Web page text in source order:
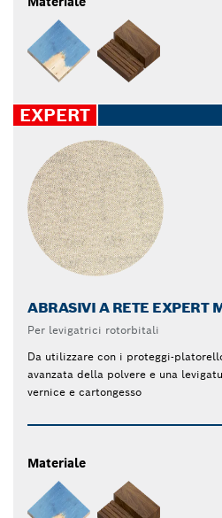
EXPERT
ABRASIVI A RETE EXPERT
Per levigatrici rotorbitali
Da utilizzare con i proteggi-
avanzata della polvere e una
vernice e cartongesso
Materiale